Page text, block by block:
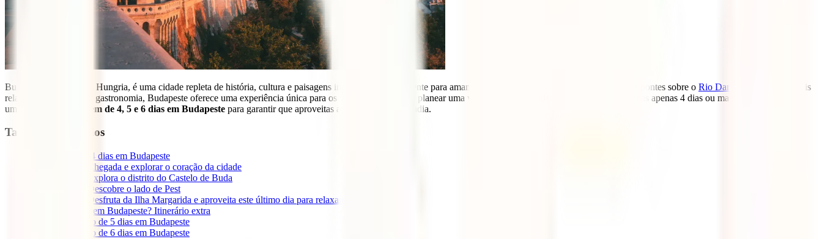
Budapeste, a capital da Hungria, é uma cidade repleta de história, cultura e paisagens incríveis, principalmente para amantes de arquitectura. Com as impressionantes pontes sobre o Rio Danúbio
, banhos termais
relaxantes e uma ótima gastronomia, Budapeste oferece uma experiência única para os viajantes. Se estás a planear uma viagem para esta cidade fascinante, quer tenhas apenas 4 dias ou mais, hoje trazemos-te
um
itinerário de viagem de 4, 5 e 6 dias em Budapeste para garantir que aproveitas ao máximo a tua estadia.
Tabla de contenidos
Itinerário para 4 dias em Budapeste
Dia 1: Chegada e explorar o coração da cidade
Dia 2: Explora o distrito do Castelo de Buda
Dia 3: Descobre o lado de Pest
Dia 4: Desfruta da Ilha Margarida e aproveita este último dia para relaxares
Tens mais dias em Budapeste? Itinerário extra
Itinerário de 5 dias em Budapeste
Itinerário de 6 dias em Budapeste